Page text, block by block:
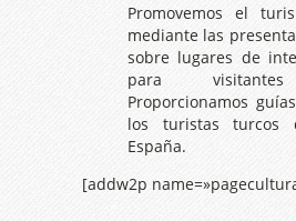
Promovemos el
mediante las
sobre lugares de
para visitantes
Proporcionamos
los turistas turcos
España.
[addw2p